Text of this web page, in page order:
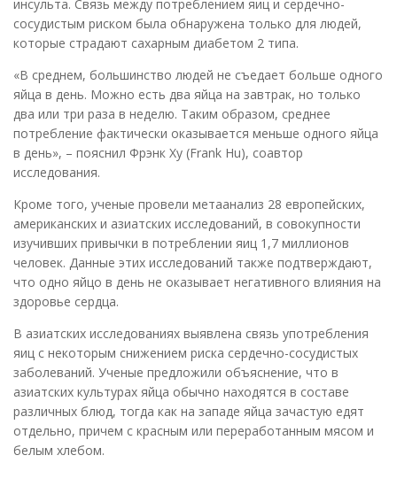
инсульта. Связь между потреблением яиц и сердечно-
сосудистым риском была обнаружена только для людей,
которые страдают сахарным диабетом 2 типа.
«В среднем, большинство людей не съедает больше одного
яйца в день. Можно есть два яйца на завтрак, но только
два или три раза в неделю. Таким образом, среднее
потребление фактически оказывается меньше одного яйца
в день», – пояснил Фрэнк Ху (Frank Hu), соавтор
исследования.
Кроме того, ученые провели метаанализ 28 европейских,
американских и азиатских исследований, в совокупности
изучивших привычки в потреблении яиц 1,7 миллионов
человек. Данные этих исследований также подтверждают,
что одно яйцо в день не оказывает негативного влияния на
здоровье сердца.
В азиатских исследованиях выявлена связь употребления
яиц с некоторым снижением риска сердечно-сосудистых
заболеваний. Ученые предложили объяснение, что в
азиатских культурах яйца обычно находятся в составе
различных блюд, тогда как на западе яйца зачастую едят
отдельно, причем с красным или переработанным мясом и
белым хлебом.